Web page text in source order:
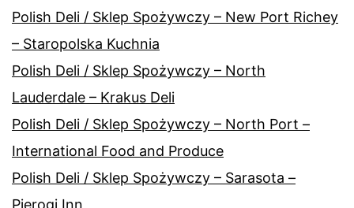
Polish Deli / Sklep Spożywczy – New Port Richey
– Staropolska Kuchnia
Polish Deli / Sklep Spożywczy – North
Lauderdale – Krakus Deli
Polish Deli / Sklep Spożywczy – North Port –
International Food and Produce
Polish Deli / Sklep Spożywczy – Sarasota –
Pierogi Inn